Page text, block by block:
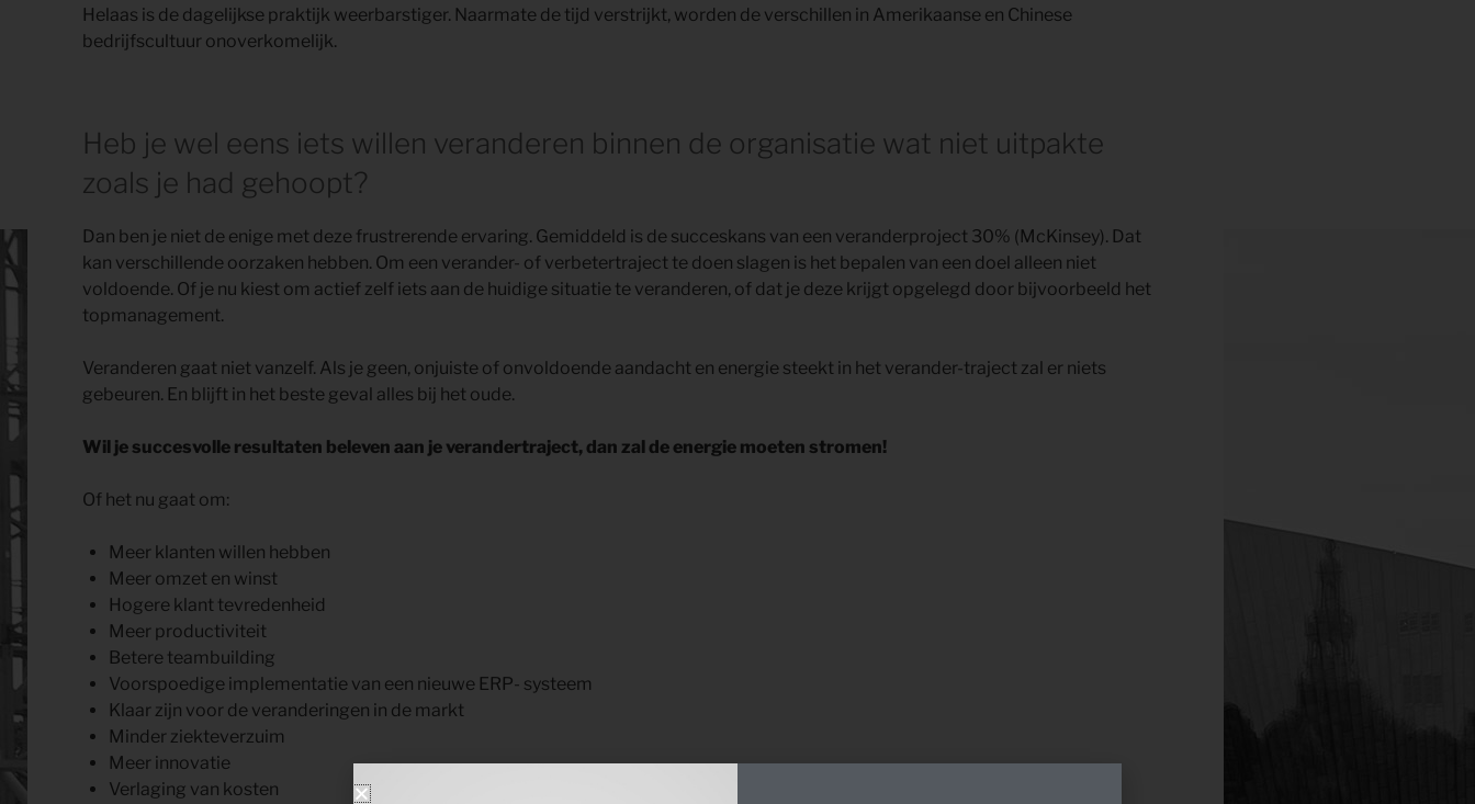
Helaas is de dagelijkse praktijk weerbarstiger. Naarmate de tijd verstrijkt, worden de verschillen in Amerikaanse en Chinese
bedrijfscultuur onoverkomelijk.
Heb je wel eens iets willen veranderen binnen de organisatie wat niet uitpakte
zoals je had gehoopt?
Dan ben je niet de enige met deze frustrerende ervaring. Gemiddeld is de succeskans van een veranderproject 30% (McKinsey). Dat
kan verschillende oorzaken hebben. Om een verander- of verbetertraject te doen slagen is het bepalen van een doel alleen niet
voldoende. Of je nu kiest om actief zelf iets aan de huidige situatie te veranderen, of dat je deze krijgt opgelegd door bijvoorbeeld het
topmanagement.
Veranderen gaat niet vanzelf. Als je geen, onjuiste of onvoldoende aandacht en energie steekt in het verander-traject zal er niets
gebeuren. En blijft in het beste geval alles bij het oude.
Wil je succesvolle resultaten beleven aan je verandertraject, dan zal de energie moeten stromen!
Of het nu gaat om:
Meer klanten willen hebben
Meer omzet en winst
Hogere klant tevredenheid
Meer productiviteit
Betere teambuilding
Voorspoedige implementatie van een nieuwe ERP- systeem
Klaar zijn voor de veranderingen in de markt
Minder ziekteverzuim
Meer innovatie
Verlaging van kosten